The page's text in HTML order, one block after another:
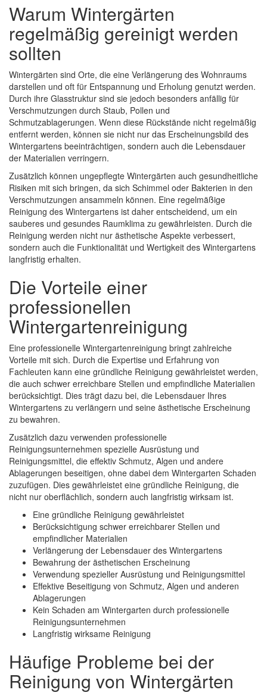
Warum Wintergärten
regelmäßig gereinigt werden
sollten
Wintergärten sind Orte, die eine Verlängerung des Wohnraums
darstellen und oft für Entspannung und Erholung genutzt werden.
Durch ihre Glasstruktur sind sie jedoch besonders anfällig für
Verschmutzungen durch Staub, Pollen und
Schmutzablagerungen. Wenn diese Rückstände nicht regelmäßig
entfernt werden, können sie nicht nur das Erscheinungsbild des
Wintergartens beeinträchtigen, sondern auch die Lebensdauer
der Materialien verringern.
Zusätzlich können ungepflegte Wintergärten auch gesundheitliche
Risiken mit sich bringen, da sich Schimmel oder Bakterien in den
Verschmutzungen ansammeln können. Eine regelmäßige
Reinigung des Wintergartens ist daher entscheidend, um ein
sauberes und gesundes Raumklima zu gewährleisten. Durch die
Reinigung werden nicht nur ästhetische Aspekte verbessert,
sondern auch die Funktionalität und Wertigkeit des Wintergartens
langfristig erhalten.
Die Vorteile einer
professionellen
Wintergartenreinigung
Eine professionelle Wintergartenreinigung bringt zahlreiche
Vorteile mit sich. Durch die Expertise und Erfahrung von
Fachleuten kann eine gründliche Reinigung gewährleistet werden,
die auch schwer erreichbare Stellen und empfindliche Materialien
berücksichtigt. Dies trägt dazu bei, die Lebensdauer Ihres
Wintergartens zu verlängern und seine ästhetische Erscheinung
zu bewahren.
Zusätzlich dazu verwenden professionelle
Reinigungsunternehmen spezielle Ausrüstung und
Reinigungsmittel, die effektiv Schmutz, Algen und andere
Ablagerungen beseitigen, ohne dabei dem Wintergarten Schaden
zuzufügen. Dies gewährleistet eine gründliche Reinigung, die
nicht nur oberflächlich, sondern auch langfristig wirksam ist.
Eine gründliche Reinigung gewährleistet
Berücksichtigung schwer erreichbarer Stellen und
empfindlicher Materialien
Verlängerung der Lebensdauer des Wintergartens
Bewahrung der ästhetischen Erscheinung
Verwendung spezieller Ausrüstung und Reinigungsmittel
Effektive Beseitigung von Schmutz, Algen und anderen
Ablagerungen
Kein Schaden am Wintergarten durch professionelle
Reinigungsunternehmen
Langfristig wirksame Reinigung
Häufige Probleme bei der
Reinigung von Wintergärten